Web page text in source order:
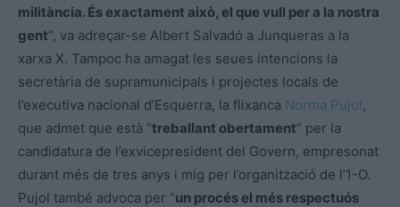
militància. És exactament això, el que vull per a la nostra
gent”, va adreçar-se Albert Salvadó a Junqueras a la
xarxa X. Tampoc ha amagat les seues intencions la
secretària de supramunicipals i projectes locals de
l’executiva nacional d’Esquerra, la flixanca Norma Pujol,
que admet que està “treballant obertament” per la
candidatura de l’exvicepresident del Govern, empresonat
durant més de tres anys i mig per l’organització de l’1-O.
Pujol també advoca per “un procés el més respectuós